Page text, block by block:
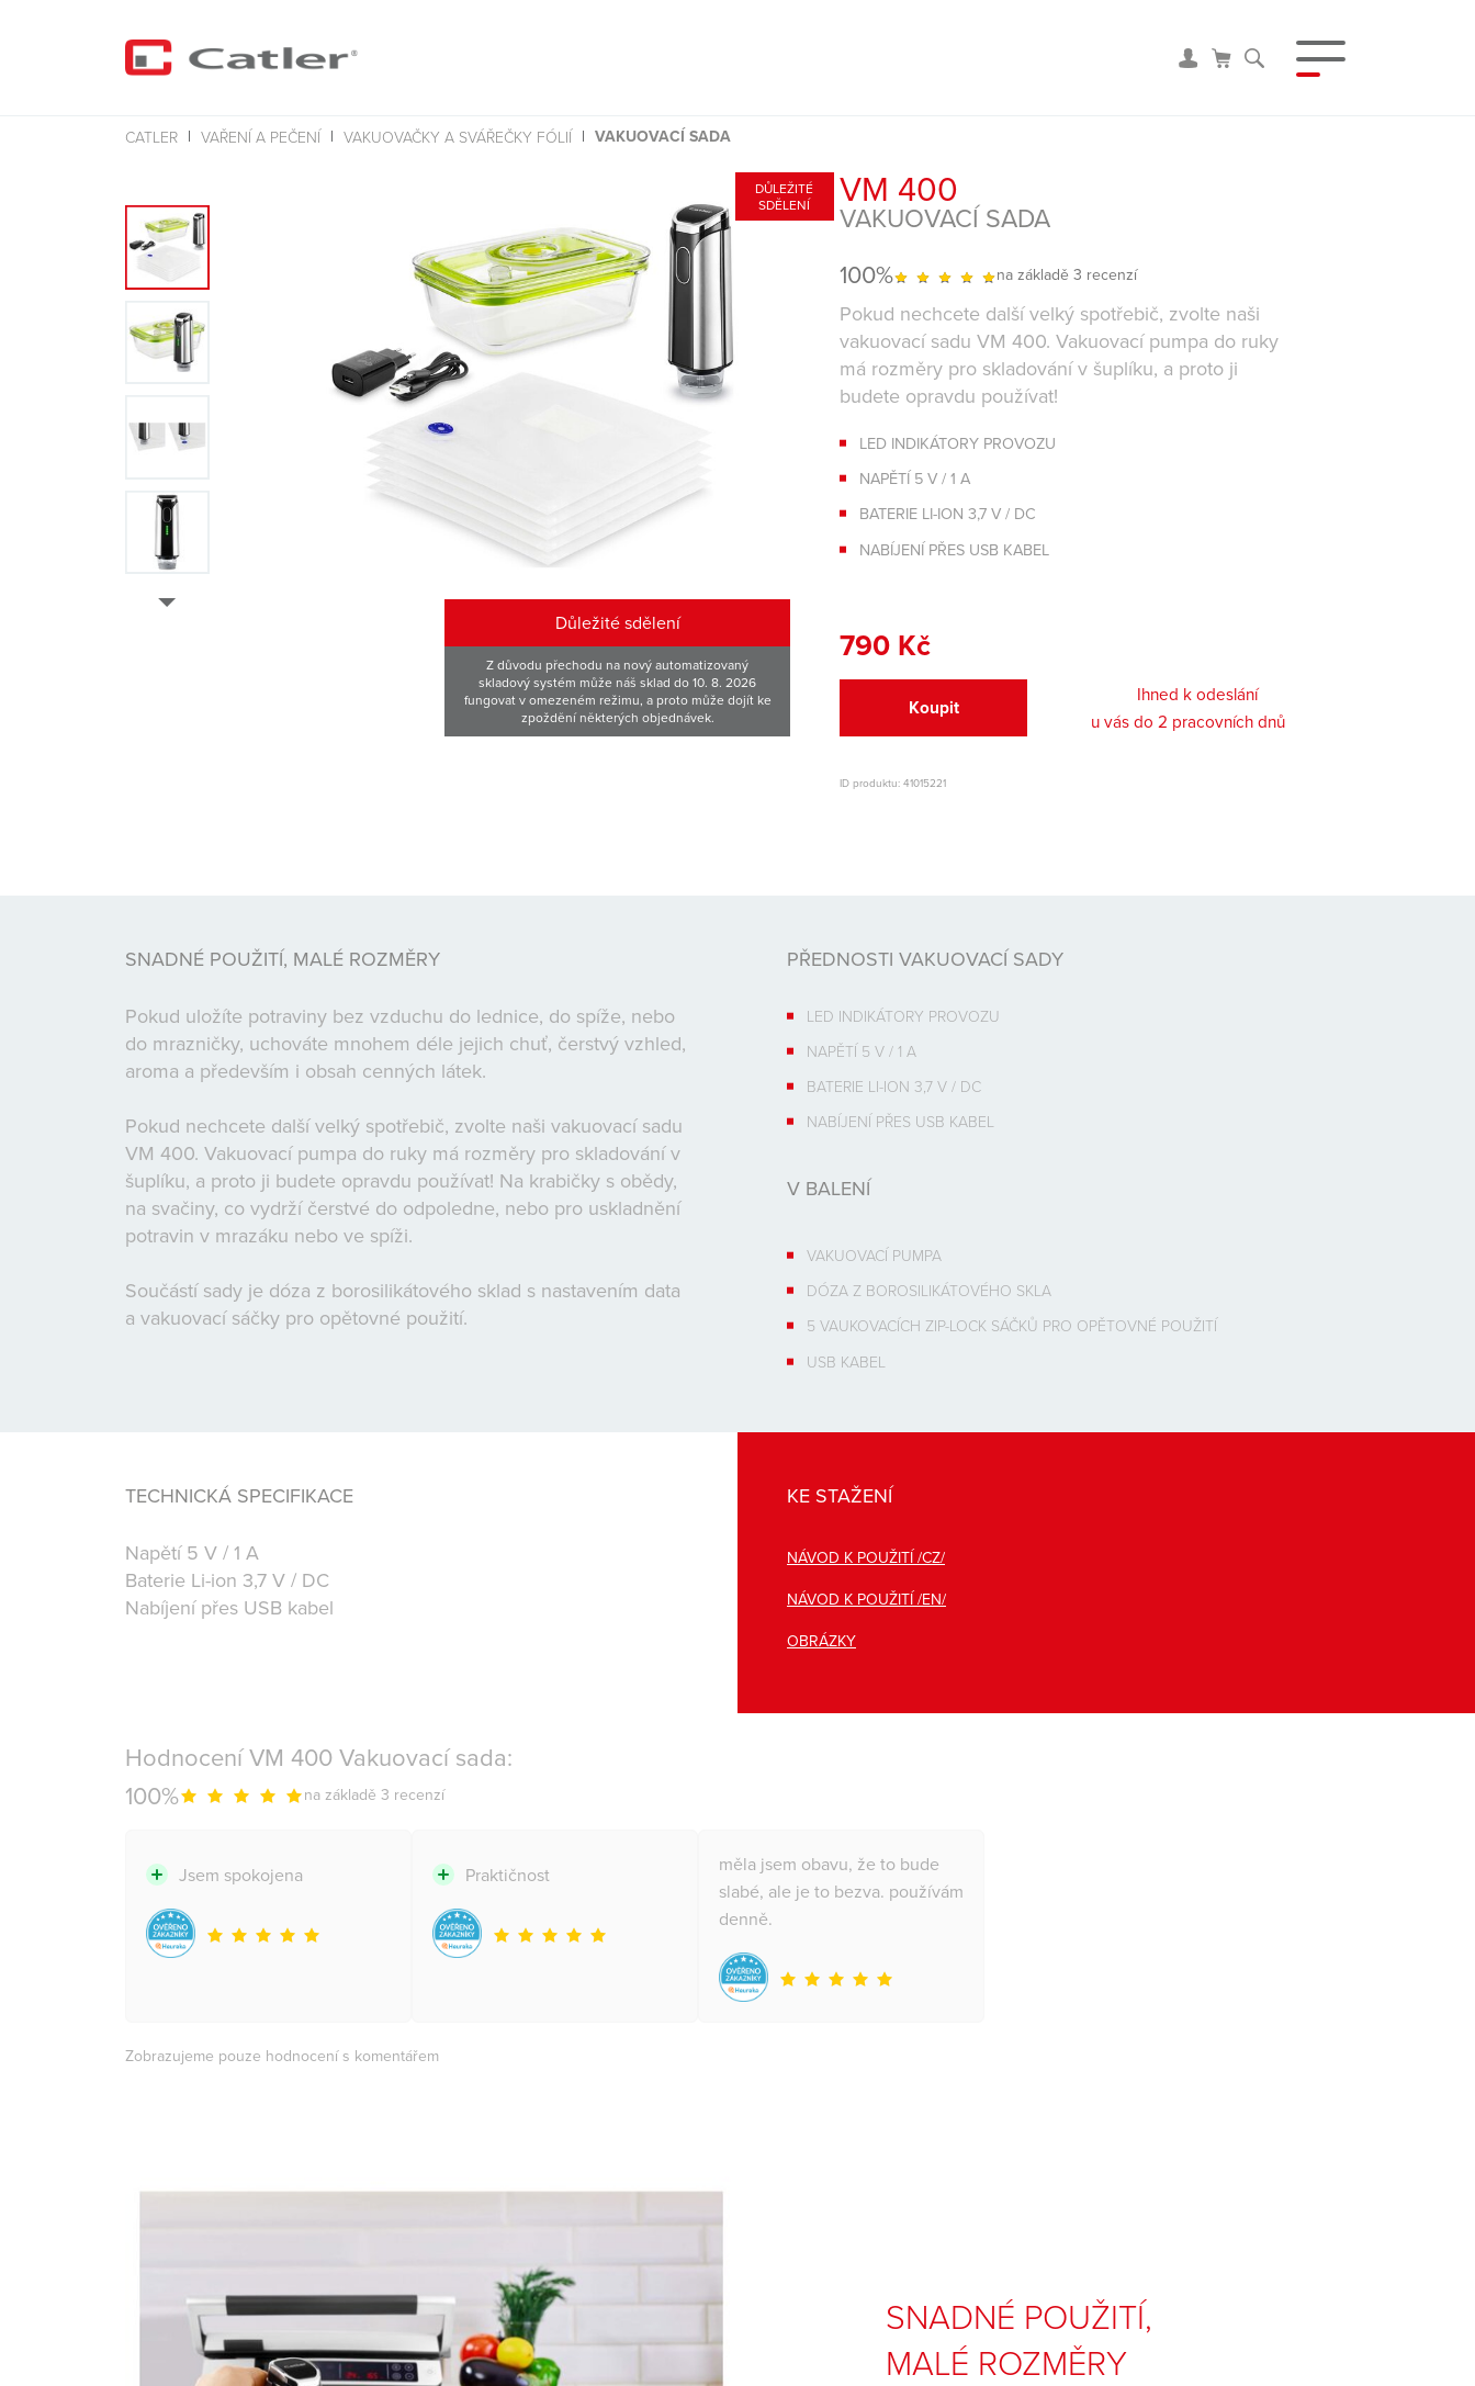
CATLER VAŘENÍ A PEČENÍ VAKUOVAČKY A SVÁŘEČKY FÓLIÍ VAKUOVACÍ SADA
DŮLEŽITÉ
SDĚLENÍ
VM 400
VAKUOVACÍ SADA
100% na základě 3 recenzí
Pokud nechcete další velký spotřebič, zvolte naši
vakuovací sadu VM 400. Vakuovací pumpa do ruky
má rozměry pro skladování v šuplíku, a proto ji
budete opravdu používat!
LED INDIKÁTORY PROVOZU
NAPĚTÍ 5 V / 1 A
BATERIE LI-ION 3,7 V / DC
NABÍJENÍ PŘES USB KABEL
790 Kč
Důležité sdělení
Z důvodu přechodu na nový automatizovaný
skladový systém může náš sklad do 10. 8. 2026
fungovat v omezeném režimu, a proto může dojít ke
zpoždění některých objednávek.
Koupit
Ihned k odeslání
u vás do 2 pracovních dnů
ID produktu: 41015221
SNADNÉ POUŽITÍ, MALÉ ROZMĚRY
Pokud uložíte potraviny bez vzduchu do lednice, do spíže, nebo
do mrazničky, uchováte mnohem déle jejich chuť, čerstvý vzhled,
aroma a především i obsah cenných látek.
Pokud nechcete další velký spotřebič, zvolte naši vakuovací sadu
VM 400. Vakuovací pumpa do ruky má rozměry pro skladování v
šuplíku, a proto ji budete opravdu používat! Na krabičky s obědy,
na svačiny, co vydrží čerstvé do odpoledne, nebo pro uskladnění
potravin v mrazáku nebo ve spíži.
Součástí sady je dóza z borosilikátového sklad s nastavením data
a vakuovací sáčky pro opětovné použití.
PŘEDNOSTI VAKUOVACÍ SADY
LED INDIKÁTORY PROVOZU
NAPĚTÍ 5 V / 1 A
BATERIE LI-ION 3,7 V / DC
NABÍJENÍ PŘES USB KABEL
V BALENÍ
VAKUOVACÍ PUMPA
DÓZA Z BOROSILIKÁTOVÉHO SKLA
5 VAUKOVACÍCH ZIP-LOCK SÁČKŮ PRO OPĚTOVNÉ POUŽITÍ
USB KABEL
TECHNICKÁ SPECIFIKACE
Napětí 5 V / 1 A
Baterie Li-ion 3,7 V / DC
Nabíjení přes USB kabel
KE STAŽENÍ
NÁVOD K POUŽITÍ /CZ/
NÁVOD K POUŽITÍ /EN/
OBRÁZKY
Hodnocení VM 400 Vakuovací sada:
100%
na základě 3 recenzí
Jsem spokojena Praktičnost
měla jsem obavu, že to bude
slabé, ale je to bezva. používám
denně.
Zobrazujeme pouze hodnocení s komentářem
SNADNÉ POUŽITÍ,
MALÉ ROZMĚRY